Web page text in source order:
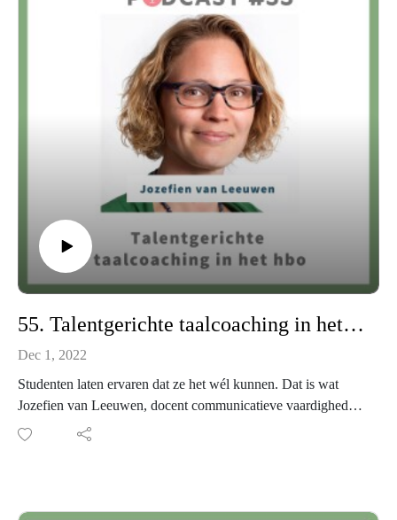
55. Talentgerichte taalcoaching in het hbo - in gesprek met Jozefien van Leeuwen
Dec 1, 2022
Studenten laten ervaren dat ze het wél kunnen. Dat is wat
Jozefien van Leeuwen, docent communicatieve vaardigheden
aan de Hanzehogeschool Groningen, het liefste wil voor haar
hebben hiermee te maken, omdat zij ‘anders leren’.